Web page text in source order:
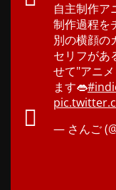
自主制作ア
制作過程
別の横顔の
セリフがあ
せて"アニ
ます👄
— さんご